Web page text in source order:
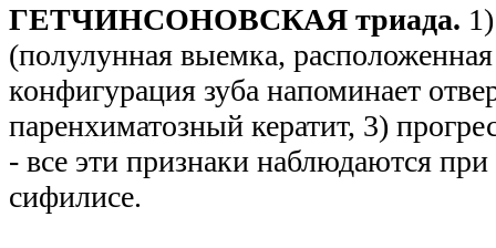
ГЕТЧИНСОНОВСКАЯ триада.
(полулунная выемка,
конфигурация зуба напоминает
паренхиматозный кератит, 3)
- все эти признаки наблюдаются
сифилисе.